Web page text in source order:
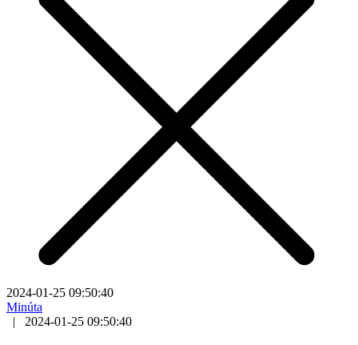
2024-01-25 09:50:40
Minúta
|
2024-01-25 09:50:40